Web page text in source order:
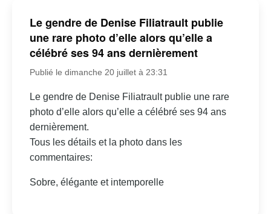
Le gendre de Denise Filiatrault publie
une rare photo d’elle alors qu’elle a
célébré ses 94 ans dernièrement
Publié le dimanche 20 juillet à 23:31
Le gendre de Denise Filiatrault publie une rare
photo d’elle alors qu’elle a célébré ses 94 ans
dernièrement.
Tous les détails et la photo dans les
commentaires:
Sobre, élégante et intemporelle